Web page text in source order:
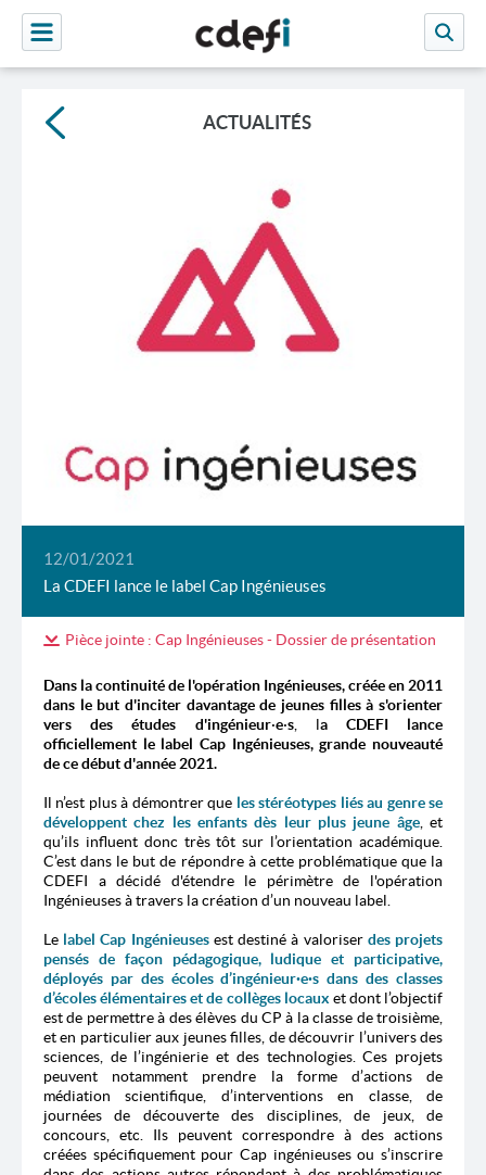
ACTUALITÉS
12/01/2021
La CDEFI lance le label Cap Ingénieuses
Pièce jointe : Cap Ingénieuses - Dossier de présentation
Dans la continuité de l'opération Ingénieuses, créée en 2011
dans le but d'inciter davantage de jeunes filles à s'orienter
vers des études d'ingénieur·e·s, la CDEFI lance
officiellement le label Cap Ingénieuses, grande nouveauté
de ce début d'année 2021.
Il n’est plus à démontrer que les stéréotypes liés au genre se
développent chez les enfants dès leur plus jeune âge, et
qu’ils influent donc très tôt sur l’orientation académique.
C’est dans le but de répondre à cette problématique que la
CDEFI a décidé d'étendre le périmètre de l'opération
Ingénieuses à travers la création d’un nouveau label.
Le label Cap Ingénieusesest destiné à valoriser des projets
pensés de façon pédagogique, ludique et participative,
déployés par des écoles d’ingénieur·e·s dans des classes
d’écoles élémentaires et de collèges locaux et dont l’objectif
est de permettre à des élèves du CP à la classe de troisième,
et en particulier aux jeunes filles, de découvrir l’univers des
sciences, de l’ingénierie et des technologies. Ces projets
peuvent notamment prendre la forme d’actions de
médiation scientifique, d’interventions en classe, de
journées de découverte des disciplines, de jeux, de
concours, etc. Ils peuvent correspondre à des actions
créées spécifiquement pour Cap ingénieuses ou s’inscrire